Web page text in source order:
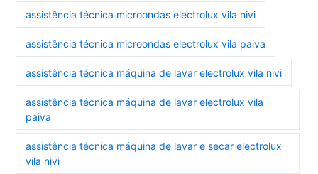
assistência técnica microondas electrolux vila nivi
assistência técnica microondas electrolux vila paiva
assistência técnica máquina de lavar electrolux vila nivi
assistência técnica máquina de lavar electrolux vila
paiva
assistência técnica máquina de lavar e secar electrolux
vila nivi